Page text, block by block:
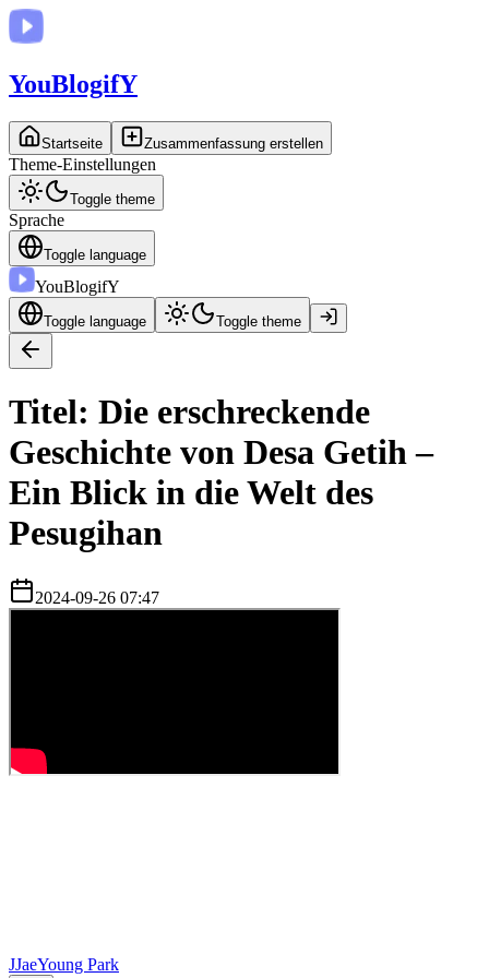
YouBlogifY
Startseite Zusammenfassung erstellen
Theme-Einstellungen
Toggle theme
Sprache
Toggle language
YouBlogifY
Toggle language Toggle theme
Titel: Die erschreckende
Geschichte von Desa Getih –
Ein Blick in die Welt des
Pesugihan
2024-09-26 07:47
JJaeYoung Park